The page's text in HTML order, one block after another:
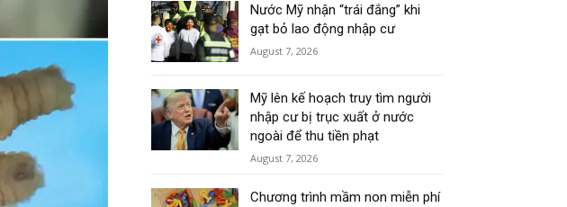
Nước Mỹ nhận “trái đắng” khi
gạt bỏ lao động nhập cư
August 7, 2026
Mỹ lên kế hoạch truy tìm người
nhập cư bị trục xuất ở nước
ngoài để thu tiền phạt
August 7, 2026
Chương trình mầm non miễn phí